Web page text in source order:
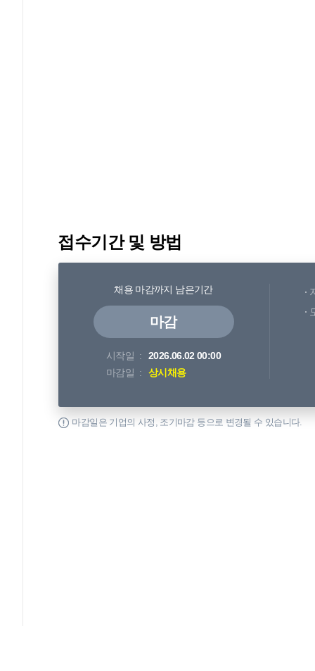
접수기간 및 방법
채용 마감까지 남은기간
마감
시작일
2026.06.02 00:00
마감일
상시채용
마감일은 기업의 사정, 조기마감 등으로 변경될 수 있습니다.